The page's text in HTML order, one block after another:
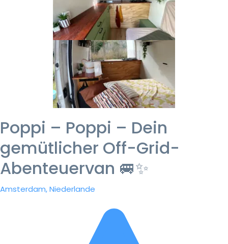
Poppi – Poppi – Dein
gemütlicher Off-Grid-
Abenteuervan 🚐✨
Amsterdam, Niederlande